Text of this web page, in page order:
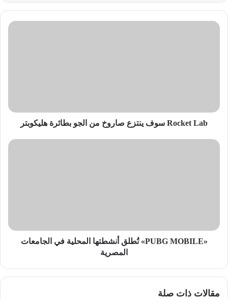
Rocket
هليكوبتر
Rocket Lab سوف ينتزع صاروخ من الجو بطائرة هليكوبتر
«PUBG MOBILE» تُطلق أنشطتها المحلية في الجامعات
المصرية
مقالات ذات صلة